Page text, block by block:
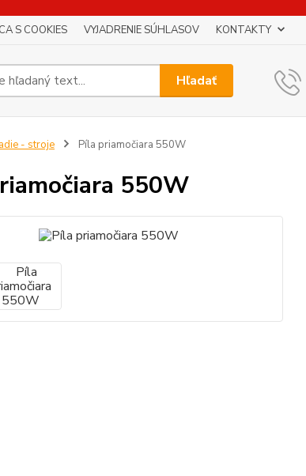
S COOKIES VYJADRENIE SÚHLASOV KONTAKTY
Hľadať
- stroje Píla priamočiara 550W
550W